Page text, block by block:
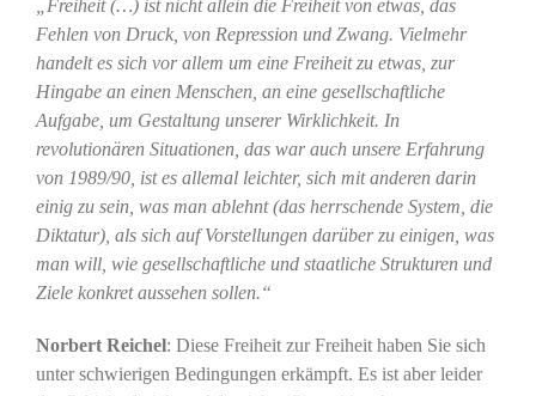
„Freiheit (…) ist nicht allein die Freiheit von etwas, das
Fehlen von Druck, von Repression und Zwang. Vielmehr
handelt es sich vor allem um eine Freiheit zu etwas, zur
Hingabe an einen Menschen, an eine gesellschaftliche
Aufgabe, um Gestaltung unserer Wirklichkeit. In
revolutionären Situationen, das war auch unsere Erfahrung
von 1989/90, ist es allemal leichter, sich mit anderen darin
einig zu sein, was man ablehnt (das herrschende System, die
Diktatur), als sich auf Vorstellungen darüber zu einigen, was
man will, wie gesellschaftliche und staatliche Strukturen und
Ziele konkret aussehen sollen.“
Norbert Reichel: Diese Freiheit zur Freiheit haben Sie sich
unter schwierigen Bedingungen erkämpft. Es ist aber leider